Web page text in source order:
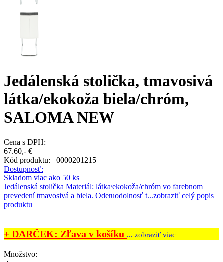
Jedálenská stolička, tmavosivá
látka/ekokoža biela/chróm,
SALOMA NEW
Cena s DPH:
67.60,- €
Kód produktu: 0000201215
Dostupnosť:
Skladom viac ako 50 ks
Jedálenská stolička Materiál: látka/ekokoža/chróm vo farebnom
prevedení tmavosivá a biela. Oderuodolnosť t...zobraziť celý popis
produktu
+ DARČEK: Zľava v košíku ... zobraziť viac
Množstvo: